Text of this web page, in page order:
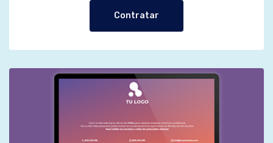
Contratar